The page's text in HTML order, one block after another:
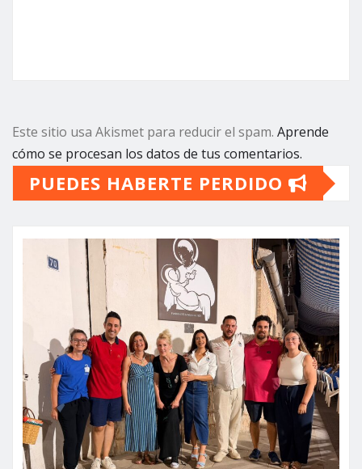
Este sitio usa Akismet para reducir el spam. Aprende
cómo se procesan los datos de tus comentarios.
PUEDES HABERTE PERDIDO